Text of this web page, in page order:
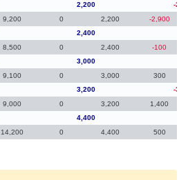
2,200
-
9,200 0 2,200 -2,900
2,400
8,500 0 2,400 -100
3,000
9,100 0 3,000 300
3,200
-
9,000 0 3,200 1,400
4,400
14,200 0 4,400 500